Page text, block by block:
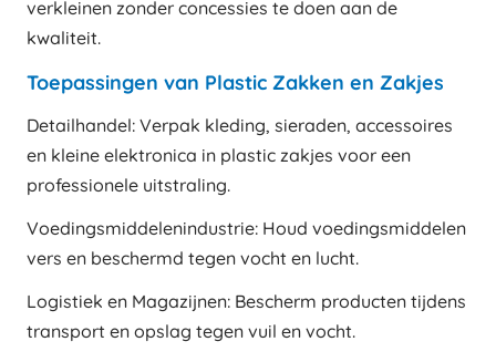
verkleinen zonder concessies te doen aan de
kwaliteit.
Toepassingen van Plastic Zakken en Zakjes
Detailhandel: Verpak kleding, sieraden, accessoires
en kleine elektronica in plastic zakjes voor een
professionele uitstraling.
Voedingsmiddelenindustrie: Houd voedingsmiddelen
vers en beschermd tegen vocht en lucht.
Logistiek en Magazijnen: Bescherm producten tijdens
transport en opslag tegen vuil en vocht.